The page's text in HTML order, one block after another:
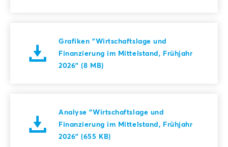
Grafiken "Wirtschaftslage und
Finanzierung im Mittelstand, Frühjahr
2026" (8 MB)
Analyse "Wirtschaftslage und
Finanzierung im Mittelstand, Frühjahr
2026" (655 KB)